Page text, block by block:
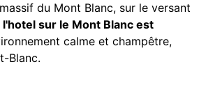
du Mont Blanc, sur le versant
l'hotel sur le Mont Blanc est
calme et champêtre,
Blanc.